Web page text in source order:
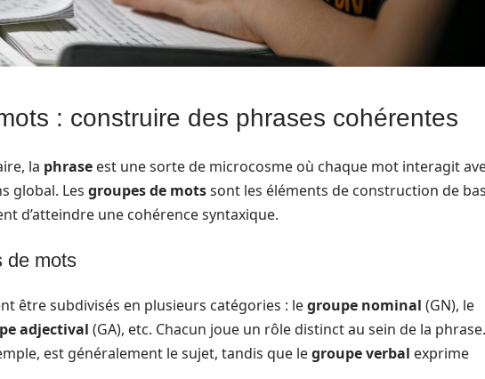
: construire des phrases cohérentes
la phrase est une sorte de microcosme où chaque mot interagit
global. Les groupes de motssont les éléments de construction de
d’atteindre une cohérence syntaxique.
de mots
être subdivisés en plusieurs catégories : legroupe nominal (GN), le
adjectival (GA), etc. Chacun joue un rôle distinct au sein de la phrase.
est généralement le sujet, tandis que legroupe verbal exprime